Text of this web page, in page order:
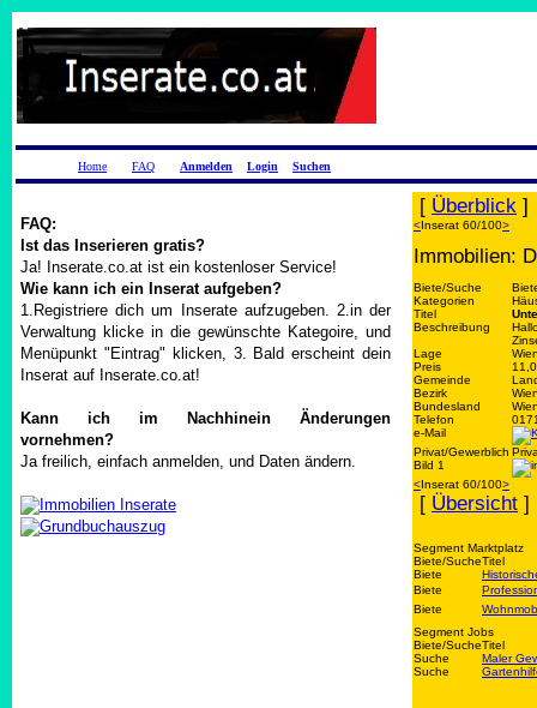
Home FAQ Anmelden Login Suchen
FAQ:
Ist das Inserieren gratis?
Ja! Inserate.co.at ist ein kostenloser Service!
Wie kann ich ein Inserat aufgeben?
1.Registriere dich um Inserate aufzugeben. 2.in der
Verwaltung klicke in die gewünschte Kategoire, und
Menüpunkt "Eintrag" klicken, 3. Bald erscheint dein
Inserat auf Inserate.co.at!
Kann ich im Nachhinein Änderungen
vornehmen?
Ja freilich, einfach anmelden, und Daten ändern.
[ Überblick
<Inserat 60/100>
Immobilien:
Biete/Suche
Kategorien
Titel
Beschreibung
Lage
Preis
Gemeinde
Bezirk
Bundesland
Telefon
e-Mail
Privat/Gewerblich
Bild 1
<Inserat 60/100>
[ Übersicht
Segment Marktplatz
Biete/SucheTitel
Biete
Biete
Biete
Segment Jobs
Biete/SucheTitel
Suche
Maler
Suche